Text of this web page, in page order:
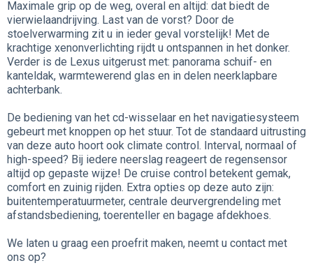
Maximale grip op de weg, overal en altijd: dat biedt de
vierwielaandrijving. Last van de vorst? Door de
stoelverwarming zit u in ieder geval vorstelijk! Met de
krachtige xenonverlichting rijdt u ontspannen in het donker.
Verder is de Lexus uitgerust met: panorama schuif- en
kanteldak, warmtewerend glas en in delen neerklapbare
achterbank.
De bediening van het cd-wisselaar en het navigatiesysteem
gebeurt met knoppen op het stuur. Tot de standaard uitrusting
van deze auto hoort ook climate control. Interval, normaal of
high-speed? Bij iedere neerslag reageert de regensensor
altijd op gepaste wijze! De cruise control betekent gemak,
comfort en zuinig rijden. Extra opties op deze auto zijn:
buitentemperatuurmeter, centrale deurvergrendeling met
afstandsbediening, toerenteller en bagage afdekhoes.
We laten u graag een proefrit maken, neemt u contact met
ons op?